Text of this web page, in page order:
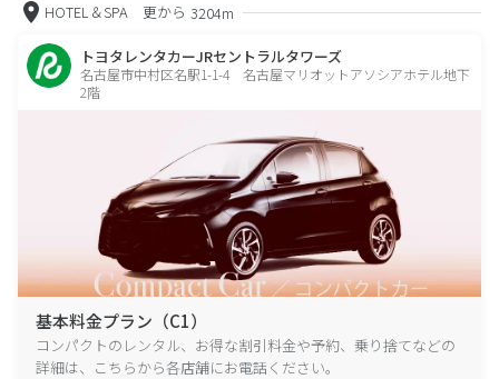
HOTEL＆SPA 更から 3204m
トヨタレンタカーJRセントラルタワーズ
名古屋市中村区名駅1-1-4 名古屋マリオットアソシアホテル地下
2階
基本料金プラン（C1）
コンパクトのレンタル、お得な割引料金や予約、乗り捨てなどの
詳細は、こちらから各店舗にお電話ください。